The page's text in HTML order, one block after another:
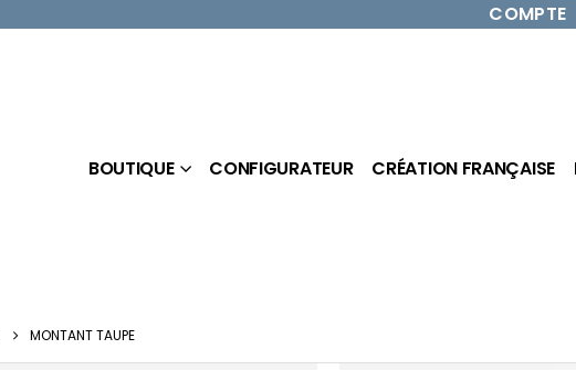
COMPTE
BOUTIQUE CONFIGURATEUR CRÉATION FRANÇAISE
MONTANT TAUPE